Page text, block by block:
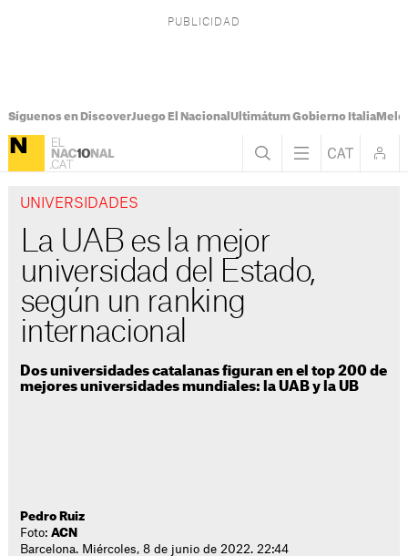
Síguenos en DiscoverJuego El Nacional Ultimátum Gobierno Italia
UNIVERSIDADES
La UAB es la mejor
universidad del Estado,
según un ranking
internacional
Dos universidades catalanas figuran en el top 200 de
mejores universidades mundiales: la UAB y la UB
Pedro Ruiz
Foto:ACN
Barcelona. Miércoles, 8 de junio de 2022. 22:44